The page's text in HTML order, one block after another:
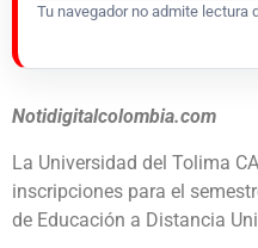
Tu navegador no admite lectura
Notidigitalcolombia.com
La Universidad del Tolima
inscripciones para el
de Educación a Distancia